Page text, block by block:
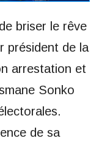
briser le rêve
président de la
arrestation et
Sonko
de sa